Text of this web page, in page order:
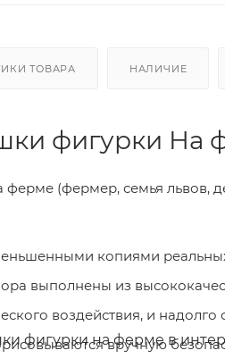
ТОВАРА НАЛИЧИЕ
фигурки На
(фермер, семья львов,
копиями
выполнены из
воздействия, и
вручную
фигурки на ферме в